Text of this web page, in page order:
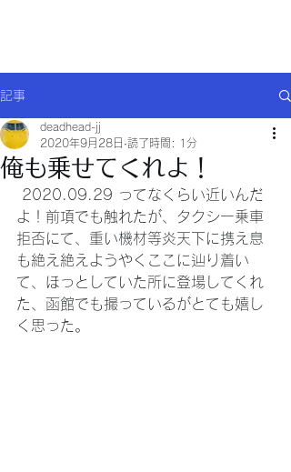
記事
俺も乗せてくれよ！
deadhead-jj
2020年9月28日 読了時間: 1分
よ！前項でも触れたが、タクシー乗車
拒否にて、重い機材等炎天下に携え息
も絶え絶えようやくここに辿り着い
て、ほっとしていた所に登場してくれ
た、函館でも撮っているがとても嬉し
く思った。